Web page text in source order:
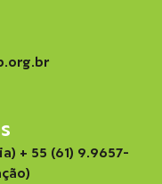
+ 55 (61) 9.9657-